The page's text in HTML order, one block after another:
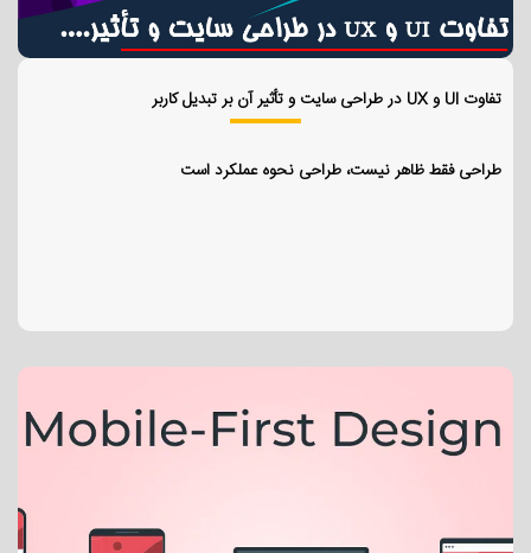
تفاوت UI و UX در طراحی سایت و تأثیر آن بر تبدیل کاربر
طراحی فقط ظاهر نیست، طراحی نحوه عملکرد است